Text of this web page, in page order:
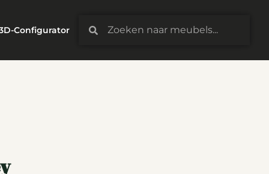
Configurator